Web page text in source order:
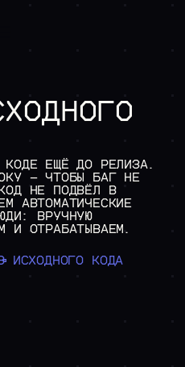
/01 ГЛАВНАЯ
/02 КОМПАНИЯ
ОБРАЗОВАТЕЛЬНАЯ МИССИЯ
/03 УСЛУГИ
ИНФОРМАЦИОННАЯ
>АНАЛИЗ ЗАЩИЩЕННОСТИ
>
ТЕСТ НА
>НАГРУЗОЧНОЕ
>РЕВЕРС-ИНЖИНИРИНГ
КОДЕ ЕЩЁ ДО РЕЛИЗА.
— ЧТОБЫ БАГ НЕ
НЕ ПОДВЁЛ В
АВТОМАТИЧЕСКИЕ
ВРУЧНУЮ
И ОТРАБАТЫВАЕМ.
ИСХОДНОГО КОДА